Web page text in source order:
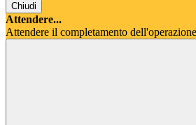
Chiudi
Attendere...
Attendere il completamento